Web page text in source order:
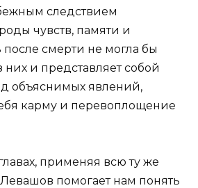
следствием
чувств, памяти и
смерти не могла бы
них и представляет собой
объяснимых явлений,
карму и перевоплощение
применяя всю ту же
помогает нам понять